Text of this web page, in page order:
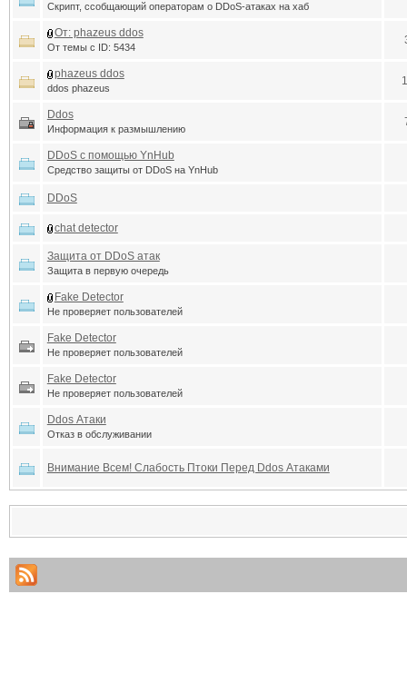
Скрипт, ссобщающий операторам о DDoS-атаках на хаб
От: phazeus ddos
От темы с ID: 5434
phazeus ddos
ddos phazeus
Ddos
Информация к размышлению
DDoS с помощью YnHub
Средство защиты от DDoS на YnHub
DDoS
chat detector
Защита от DDoS атак
Защита в первую очередь
Fake Detector
Не проверяет пользователей
Fake Detector
Не проверяет пользователей
Fake Detector
Не проверяет пользователей
Ddos Атаки
Отказ в обслуживании
Внимание Всем! Слабость Птоки Перед Ddos Атаками